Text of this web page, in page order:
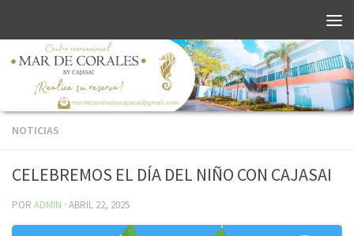
NOTICIAS
CELEBREMOS EL DÍA DEL NIÑO CON CAJASAI
POR ADMIN · ABRIL 22, 2025